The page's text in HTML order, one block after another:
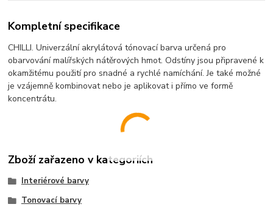
Kompletní specifikace
CHILLI. Univerzální akrylátová tónovací barva určená pro
obarvování malířských nátěrových hmot. Odstíny jsou připravené k
okamžitému použití pro snadné a rychlé namíchání. Je také možné
je vzájemně kombinovat nebo je aplikovat i přímo ve formě
koncentrátu.
Zboží zařazeno v kategoriích
Interiérové barvy
Tonovací barvy